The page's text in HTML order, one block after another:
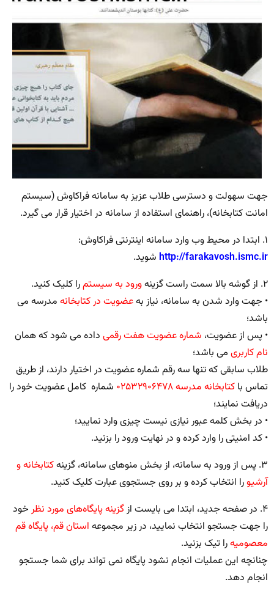
جهت سهولت و دسترسی طلاب عزیز به سامانه فراکاوش (سیستم
امانت کتابخانه)، راهنمای استفاده از سامانه در اختیار قرار می گیرد.
۱. ابتدا در محیط وب وارد سامانه اینترنتی فراکاوش:
http://farakavosh.ismc.ir شوید.
۲. از گوشه بالا سمت راست گزینه
ورود به سیستمرا کلیک کنید.
• جهت وارد شدن به سامانه، نیاز بهعضویت در کتابخانه مدرسه می
باشد؛
• پس از عضویت، شماره عضویت هفت رقمی داده می شود که همان
نام کاربری می باشد؛
طلاب سابقی که تنها سه رقم شماره عضویت در اختیار دارند، از طریق
تماس با کتابخانه مدرسه ۰۲۵۳۲۹۰۶۴۷۸
شماره کامل عضویت خود را
دریافت نمایند؛
• در بخش کلمه عبور نیازی نیست چیزی وارد نمایید؛
• کد امنیتی را وارد کرده و در نهایت ورود را بزنید.
۳. پس از ورود به سامانه، از بخش منوهای سامانه، گزینه
کتابخانه و
آرشیورا انتخاب کرده و بر روی جستجوی عبارت کلیک کنید.
۴. در صفحه جدید، ابتدا می بایست از
گزینه پایگاه‌های مورد نظر خود
را جهت جستجو انتخاب نمایید، در زیر مجموعه استان قم، پایگاه قم
معصومیهرا تیک بزنید.
چنانچه این عملیات انجام نشود پایگاه نمی تواند برای شما جستجو
انجام دهد.